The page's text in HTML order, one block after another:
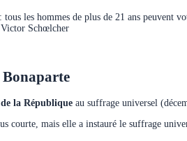
les hommes de plus de 21 ans peuvent
Schœlcher
Bonaparte
la République au suffrage universel
courte, mais elle a instauré le suffrage